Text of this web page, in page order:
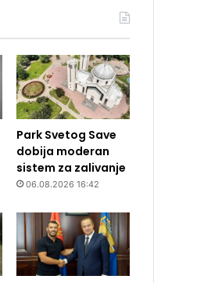
Park Svetog Save
dobija moderan
sistem za zalivanje
06.08.2026 16:42